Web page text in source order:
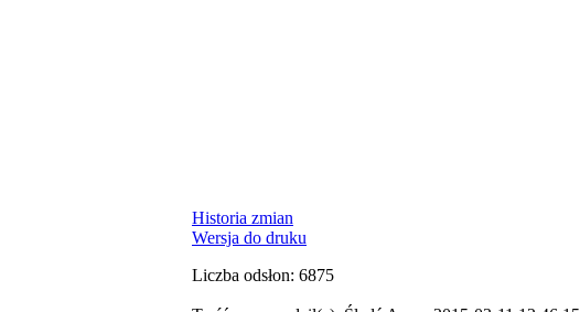
Historia zmian
Wersja do druku
Liczba odsłon: 6875